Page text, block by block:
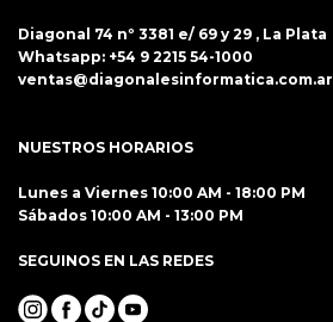
Diagonal 74 nº 3381 e/ 69 y 29 , La Plata
Whatsapp: +54 9 2215 54-1000
ventas@diagonalesinformatica.com.ar
NUESTROS HORARIOS
Lunes a Viernes 10:00 AM - 18:00 PM
Sábados 10:00 AM - 13:00 PM
SEGUINOS EN LAS REDES